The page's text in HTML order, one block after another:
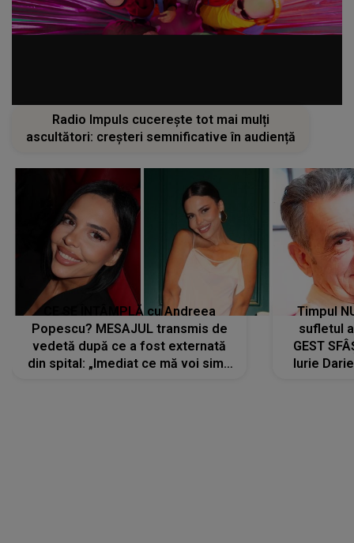
Radio Impuls cucerește tot mai mulți
ascultători: creșteri semnificative în audiență
CE SE ÎNTÂMPLĂ cu Andreea
Popescu? MESAJUL transmis de
vedetă după ce a fost externată
din spital: „Imediat ce mă voi simți
Timpul
sufletul
GEST
Iurie